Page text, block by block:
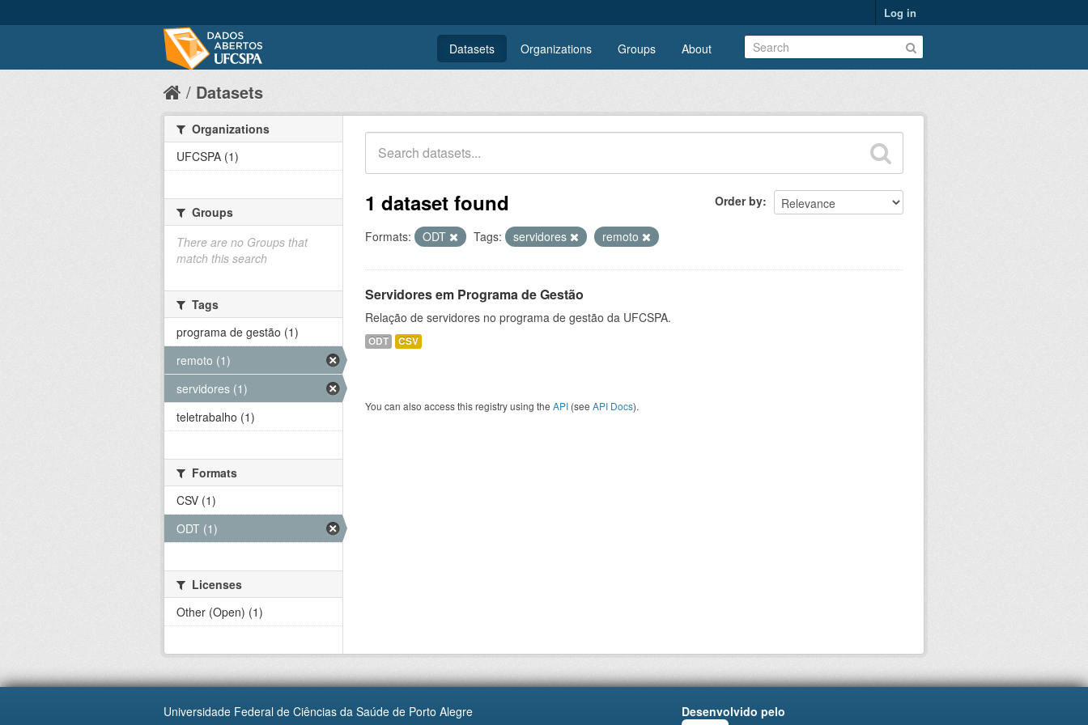
Log in
Datasets Organizations Groups About
Datasets
Order by
1 dataset found
Formats: ODT Tags: servidores remoto
Servidores em Programa de Gestão
Relação de servidores no programa de gestão da UFCSPA.
ODT CSV
You can also access this registry using the API (see API Docs).
Organizations
UFCSPA (1)
Groups
There are no Groups that
match this search
Tags
programa de gestão (1)
remoto (1)
servidores (1)
teletrabalho (1)
Formats
CSV (1)
ODT (1)
Licenses
Other (Open) (1)
Universidade Federal de Ciências da Saúde de Porto Alegre
Desenvolvido pelo